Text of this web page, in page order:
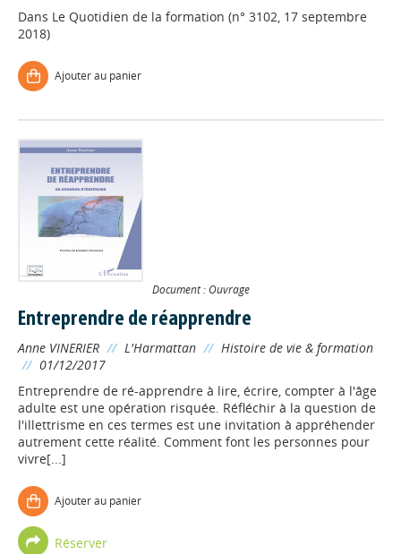
Dans Le Quotidien de la formation (n° 3102, 17 septembre
2018)
Ajouter au panier
Document : Ouvrage
Entreprendre de réapprendre
Anne VINERIER // L'Harmattan // Histoire de vie & formation
// 01/12/2017
Entreprendre de ré-apprendre à lire, écrire, compter à l'âge
adulte est une opération risquée. Réfléchir à la question de
l'illettrisme en ces termes est une invitation à appréhender
autrement cette réalité. Comment font les personnes pour
vivre[...]
Ajouter au panier
Réserver